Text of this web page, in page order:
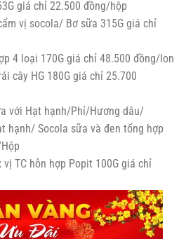
giá chỉ 22.500 đồng/hộp
vị socola/ Bơ sữa 315G giá chỉ
4 loại 170G giá chỉ 48.500 đồng/lon
cây HG 180G giá chỉ 25.700
với Hạt hạnh/Phỉ/Hương dâu/
hạnh/ Socola sữa và đen tổng hợp
TC hỗn hợp Popit 100G giá chỉ